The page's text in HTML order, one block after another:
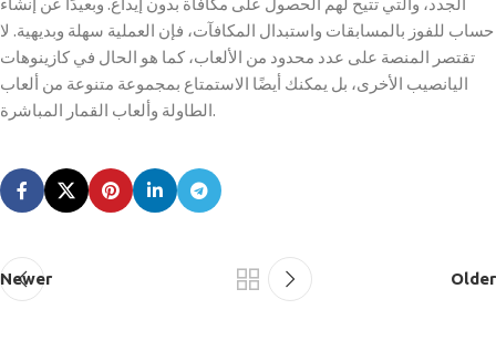
الجدد، والتي تتيح لهم الحصول على مكافأة بدون إيداع. وبعيدًا عن إنشاء
حساب للفوز بالمسابقات واستبدال المكافآت، فإن العملية سهلة وبديهية. لا
تقتصر المنصة على عدد محدود من الألعاب، كما هو الحال في كازينوهات
اليانصيب الأخرى، بل يمكنك أيضًا الاستمتاع بمجموعة متنوعة من ألعاب
الطاولة وألعاب القمار المباشرة.
Newer Older